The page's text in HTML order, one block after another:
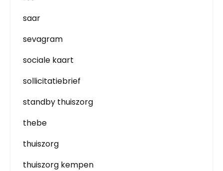
saar
sevagram
sociale kaart
sollicitatiebrief
standby thuiszorg
thebe
thuiszorg
thuiszorg kempen